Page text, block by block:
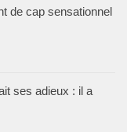
de cap sensationnel
ses adieux : il a